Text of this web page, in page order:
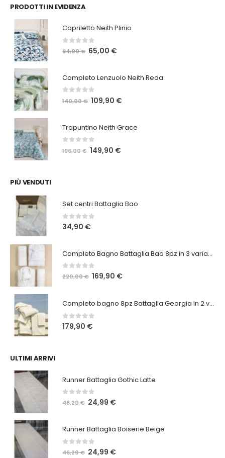
PRODOTTI IN EVIDENZA
Copriletto Neith Plinio
84,00€ Il
era:
84,00 €.
65,00 €Il
è:
Completo Lenzuolo Neith Reda
140,00€ Il
era:
140,00 €.
109,90 €Il
è:
Trapuntino Neith Grace
196,00€ Il149,90 €Il
PIÙ VENDUTI
Set centri Battaglia Bao
0 Su 5
34,90 €
Completo Bagno Battaglia Bao 8pz in 3 varianti
0Su 5
220,00€ Il
era:
220,00 €.
169,90 €Il
è:
Completo bagno 8pz Battaglia Georgia in 2 varianti
0Su 5
179,90 €
ULTIMI ARRIVI
Runner Battaglia Gothic Latte
0 Su 5
46,20€ Il
era:
46,20 €.
24,99 €Il
è:
Runner Battaglia Boiserie Beige
0 Su 5
46,20€ Il24,99 €Il